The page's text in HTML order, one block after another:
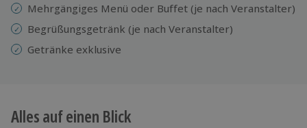
Mehrgängiges Menü oder Buffet (je nach Veranstalter)
Begrüßungsgetränk (je nach Veranstalter)
Getränke exklusive
Alles auf einen Blick